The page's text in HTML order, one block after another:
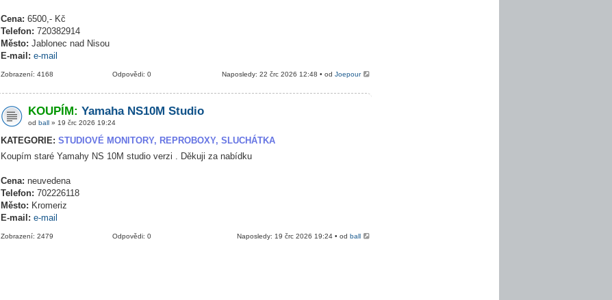
Cena: 6500,- Kč
Telefon: 720382914
Město: Jablonec nad Nisou
E-mail: e-mail
Naposledy: 22 črc 2026 12:48 • odJoepour
Odpovědi: 0
Zobrazení: 4168
KOUPÍM: Yamaha NS10M Studio
od ball » 19 črc 2026 19:24
KATEGORIE: STUDIOVÉ MONITORY, REPROBOXY, SLUCHÁTKA
Koupím staré Yamahy NS 10M studio verzi . Děkuji za nabídku
Cena: neuvedena
Telefon: 702226118
Město: Kromeriz
E-mail: e-mail
Naposledy: 19 črc 2026 19:24 • odball
Odpovědi: 0
Zobrazení: 2479